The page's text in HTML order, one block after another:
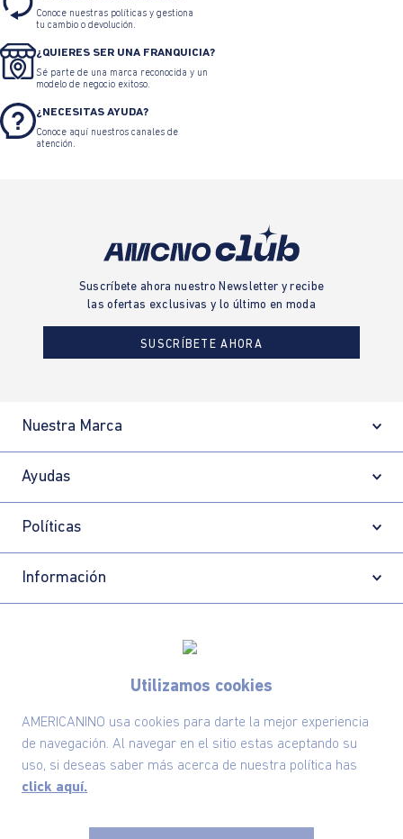
Utilizamos cookies
AMERICANINO usa cookies para darte la mejor experiencia
de navegación. Al navegar en el sitio estas aceptando su
uso, si deseas saber más acerca de nuestra política has
click aquí.
Conoce nuestras políticas y gestiona
tu cambio o devolución.
¿QUIERES SER UNA FRANQUICIA?
Sé parte de una marca reconocida y un
modelo de negocio exitoso.
¿NECESITAS AYUDA?
Conoce aquí nuestros canales de
atención.
Suscríbete ahora nuestro Newsletter y recibe
las ofertas exclusivas y lo último en moda
SUSCRÍBETE AHORA
Nuestra Marca
Ayudas
Políticas
Información